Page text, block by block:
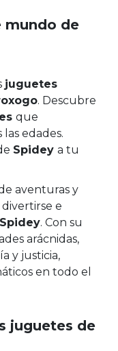
mundo de
juguetes
. Descubre
que
edades.
Spidey a tu
aventuras y
e
Spidey. Con su
arácnidas,
y justicia,
en todo el
juguetes de